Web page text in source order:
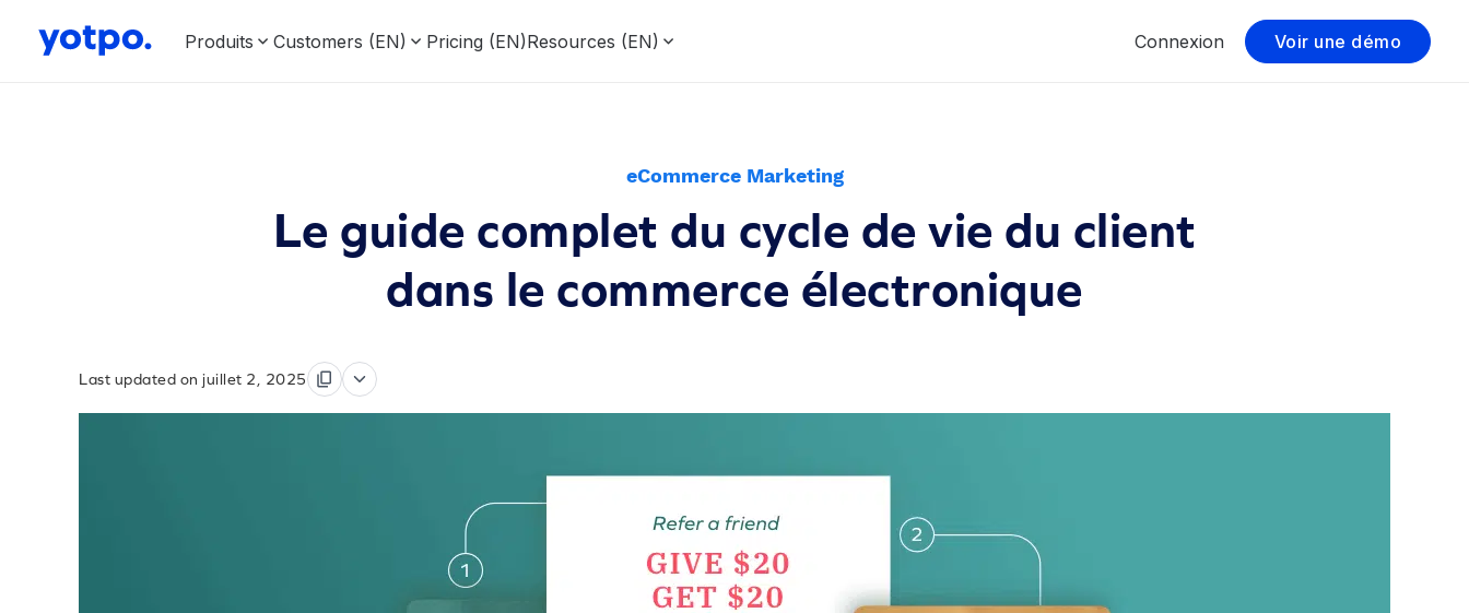
Produits Customers (EN) Pricing (EN)Resources (EN) Connexion Voir une démo
eCommerce Marketing
Le guide complet du cycle de vie du client
dans le commerce électronique
Last updated on juillet 2, 2025